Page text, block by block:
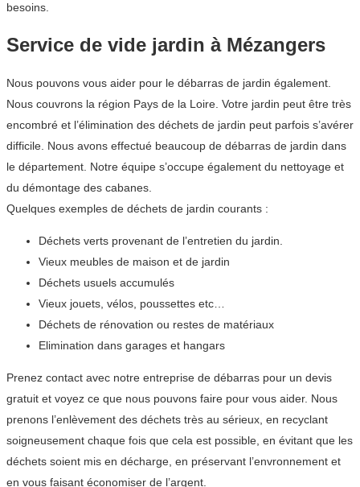
besoins.
Service de vide jardin à Mézangers
Nous pouvons vous aider pour le débarras de jardin également.
Nous couvrons la région Pays de la Loire. Votre jardin peut être très
encombré et l’élimination des déchets de jardin peut parfois s’avérer
difficile. Nous avons effectué beaucoup de débarras de jardin dans
le département. Notre équipe s’occupe également du nettoyage et
du démontage des cabanes.
Quelques exemples de déchets de jardin courants :
Déchets verts provenant de l’entretien du jardin.
Vieux meubles de maison et de jardin
Déchets usuels accumulés
Vieux jouets, vélos, poussettes etc…
Déchets de rénovation ou restes de matériaux
Elimination dans garages et hangars
Prenez contact avec notre entreprise de débarras pour un devis
gratuit et voyez ce que nous pouvons faire pour vous aider. Nous
prenons l’enlèvement des déchets très au sérieux, en recyclant
soigneusement chaque fois que cela est possible, en évitant que les
déchets soient mis en décharge, en préservant l’envronnement et
en vous faisant économiser de l’argent.